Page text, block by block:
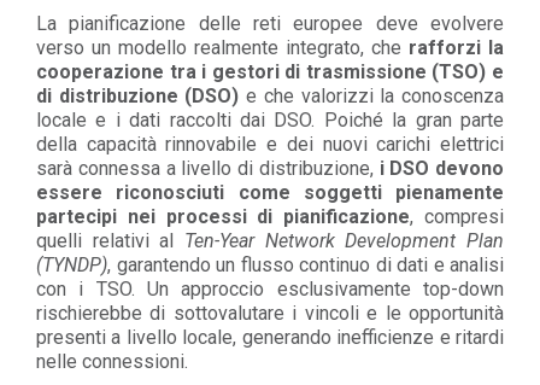
La pianificazione delle reti europee deve evolvere
verso un modello realmente integrato, che rafforzi la
cooperazione tra i gestori di trasmissione (TSO) e
di distribuzione (DSO) e che valorizzi la conoscenza
locale e i dati raccolti dai DSO. Poiché la gran parte
della capacità rinnovabile e dei nuovi carichi elettrici
sarà connessa a livello di distribuzione, i DSO devono
essere riconosciuti come soggetti pienamente
partecipi nei processi di pianificazione, compresi
quelli relativi al Ten-Year Network Development Plan
(TYNDP), garantendo un flusso continuo di dati e analisi
con i TSO. Un approccio esclusivamente top-down
rischierebbe di sottovalutare i vincoli e le opportunità
presenti a livello locale, generando inefficienze e ritardi
nelle connessioni.